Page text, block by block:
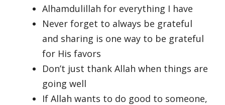
Alhamdulillah for everything I have
Never forget to always be grateful
and sharing is one way to be grateful
for His favors
Don’t just thank Allah when things are
going well
If Allah wants to do good to someone,